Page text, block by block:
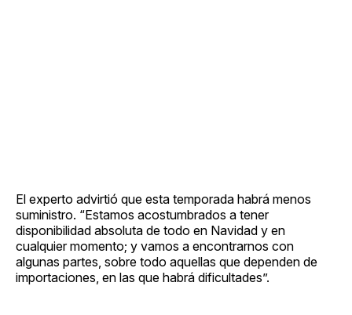
El experto advirtió que esta temporada habrá menos
suministro. “Estamos acostumbrados a tener
disponibilidad absoluta de todo en Navidad y en
cualquier momento; y vamos a encontrarnos con
algunas partes, sobre todo aquellas que dependen de
importaciones, en las que habrá dificultades”.